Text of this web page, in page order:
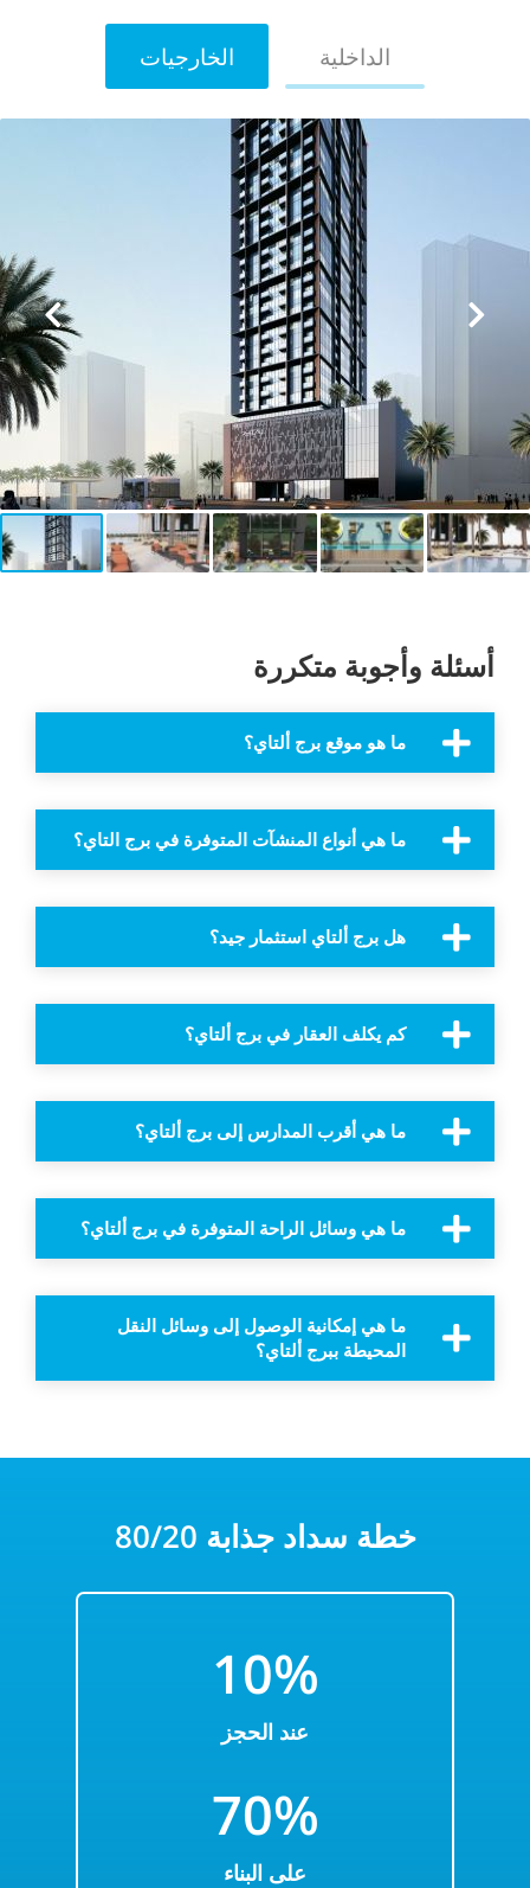
الخارجيات الداخلية
أسئلة وأجوبة متكررة
ما هو موقع برج ألتاي؟
ما هي أنواع المنشآت المتوفرة في برج التاي؟
هل برج ألتاي استثمار جيد؟
كم يكلف العقار في برج ألتاي؟
ما هي أقرب المدارس إلى برج ألتاي؟
ما هي وسائل الراحة المتوفرة في برج ألتاي؟
ما هي إمكانية الوصول إلى وسائل النقل
المحيطة ببرج ألتاي؟
خطة سداد جذابة 80/20
10%
عند الحجز
70%
على البناء